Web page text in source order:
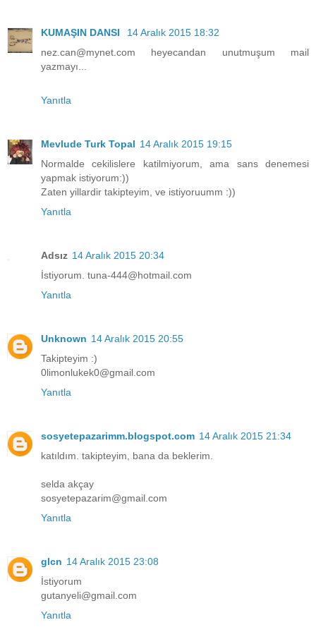
KUMAŞIN DANSI
14 Aralık 2015 18:32
nez.can@mynet.com heyecandan unutmuşum mail
yazmayı...
Yanıtla
Mevlude Turk Topal 14 Aralık 2015 19:15
Normalde cekilislere katilmiyorum, ama sans denemesi
yapmak istiyorum:))
Zaten yillardir takipteyim, ve istiyoruumm :))
Yanıtla
Adsız 14 Aralık 2015 20:34
İstiyorum. tuna-444@hotmail.com
Yanıtla
Unknown 14 Aralık 2015 20:55
Takipteyim :)
0limonlukek0@gmail.com
Yanıtla
sosyetepazarimm.blogspot.com 14 Aralık 2015 21:34
katıldım. takipteyim, bana da beklerim.
selda akçay
sosyetepazarim@gmail.com
Yanıtla
glcn 14 Aralık 2015 23:08
İstiyorum
gutanyeli@gmail.com
Yanıtla